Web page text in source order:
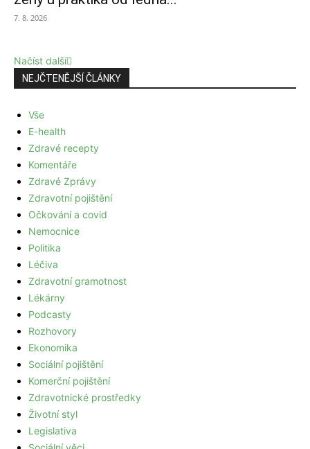
7. 8. 2026
Načíst další
NEJČTENĚJŠÍ ČLÁNKY
Vše
E-health
Zdravé recepty
Komentáře
Zdravé Zprávy
Zdravotní pojištění
Očkování a covid
Nemocnice
Politika
Léčiva
Zdravotní gramotnost
Lékárny
Podcasty
Rozhovory
Ekonomika
Sociální pojištění
Komerční pojištění
Zdravotnické prostředky
Životní styl
Legislativa